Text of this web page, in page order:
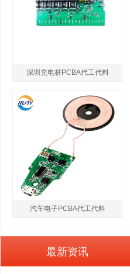
深圳充电桩PCBA代工代料
汽车电子PCBA代工代料
最新资讯